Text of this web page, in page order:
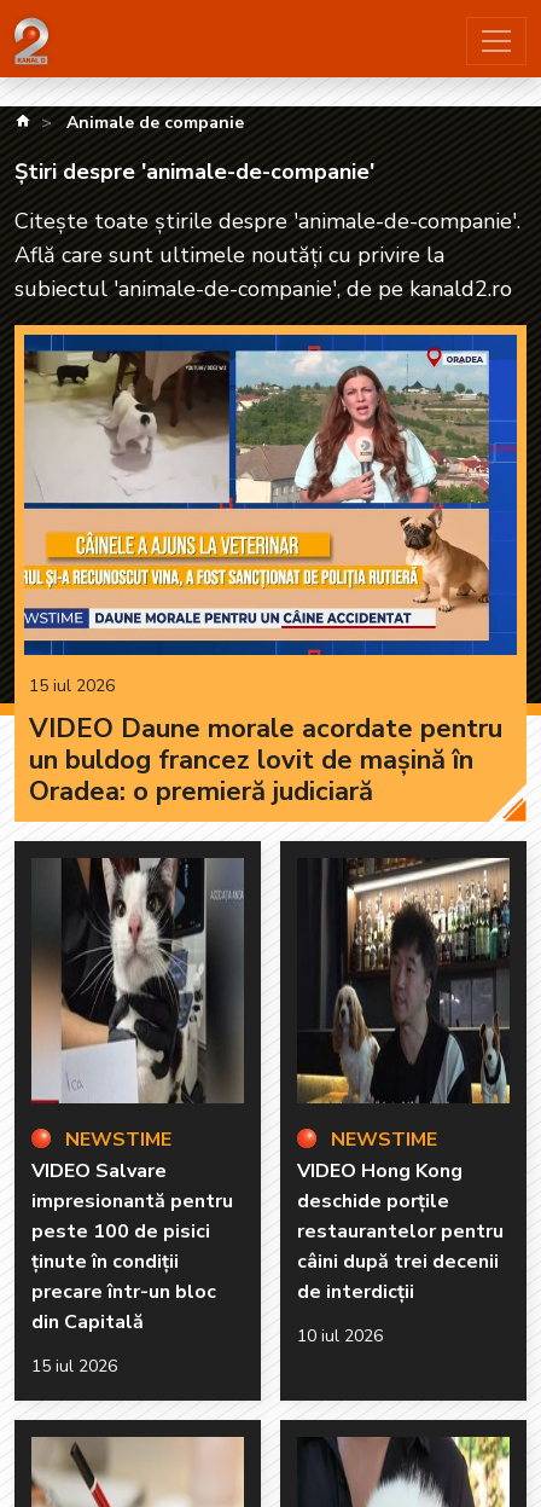
Știri despre 'animale-de-companie'| kanald2.ro
kanald.ro
Animale de companie
Știri despre 'animale-de-companie'
Citește toate știrile despre 'animale-de-companie'.
Află care sunt ultimele noutăți cu privire la
subiectul 'animale-de-companie', de pe kanald2.ro
15 iul 2026
VIDEO Daune morale acordate pentru
un buldog francez lovit de mașină în
Oradea: o premieră judiciară
NEWSTIME
VIDEO Salvare
impresionantă pentru
peste 100 de pisici
ținute în condiții
precare într-un bloc
din Capitală
15 iul 2026
NEWSTIME
VIDEO Hong Kong
deschide porțile
restaurantelor pentru
câini după trei decenii
de interdicții
10 iul 2026